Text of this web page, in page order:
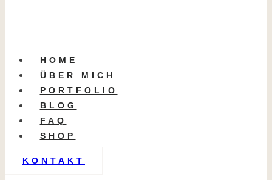
HOME
ÜBER MICH
PORTFOLIO
BLOG
FAQ
SHOP
KONTAKT